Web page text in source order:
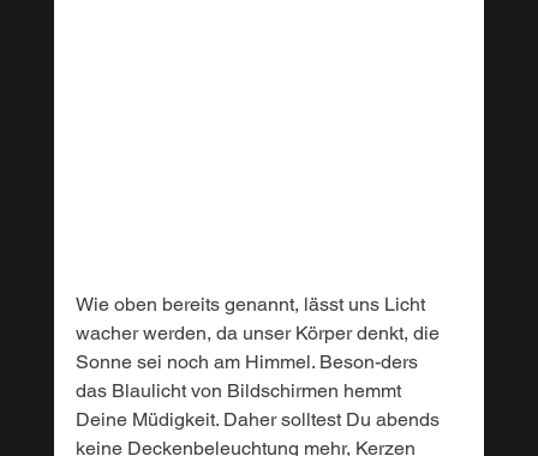
Wie oben bereits genannt, lässt uns Licht
wacher werden, da unser Körper denkt, die
Sonne sei noch am Himmel. Beson-ders
das Blaulicht von Bildschirmen hemmt
Deine Müdigkeit. Daher solltest Du abends
keine Deckenbeleuchtung mehr, Kerzen